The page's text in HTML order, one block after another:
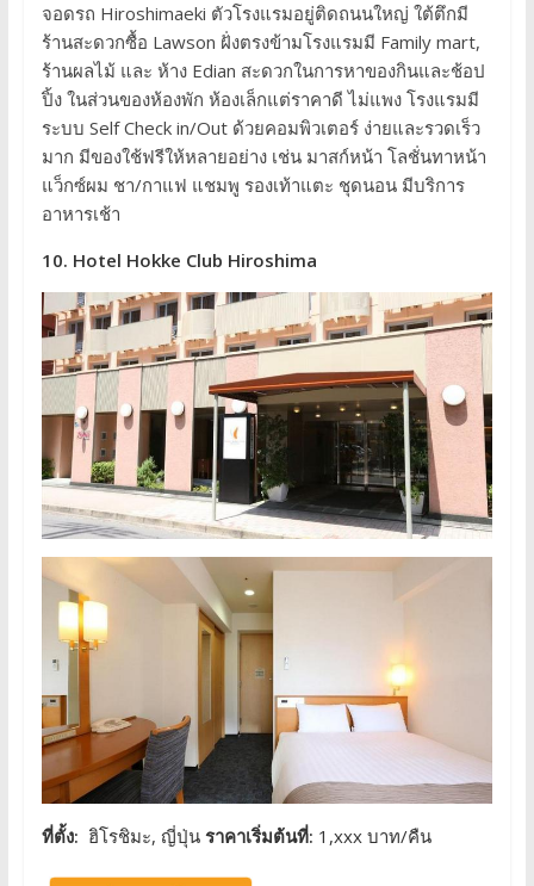
จอดรถ Hiroshimaeki ตัวโรงแรมอยู่ติดถนนใหญ่ ใต้ตึกมี
ร้านสะดวกซื้อ Lawson ฝั่งตรงข้ามโรงแรมมี Family mart,
ร้านผลไม้ และ ห้าง Edian สะดวกในการหาของกินและช้อป
ปิ้ง ในส่วนของห้องพัก ห้องเล็กแต่ราคาดี ไม่แพง โรงแรมมี
ระบบ Self Check in/Out ด้วยคอมพิวเตอร์ ง่ายและรวดเร็ว
มาก มีของใช้ฟรีให้หลายอย่าง เช่น มาสก์หน้า โลชั่นทาหน้า
แว็กซ์ผม ชา/กาแฟ แชมพู รองเท้าแตะ ชุดนอน มีบริการ
อาหารเช้า
10. Hotel Hokke Club Hiroshima
ที่ตั้ง: ฮิโรชิมะ, ญี่ปุ่น ราคาเริ่มต้นที่: 1,xxx บาท/คืน